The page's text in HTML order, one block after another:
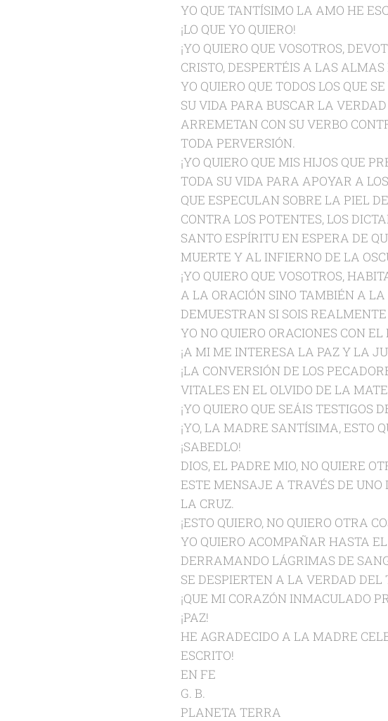
YO QUE TANTÍSIMO LA AMO HE
¡LO QUE YO QUIERO!
¡YO QUIERO QUE VOSOTROS,
CRISTO, DESPERTÉIS A LAS
YO QUIERO QUE TODOS LOS QUE
SU VIDA PARA BUSCAR LA
ARREMETAN CON SU VERBO
TODA PERVERSIÓN.
¡YO QUIERO QUE MIS HIJOS QUE
TODA SU VIDA PARA APOYAR A
QUE ESPECULAN SOBRE LA PIEL
CONTRA LOS POTENTES, LOS
SANTO ESPÍRITU EN ESPERA DE
MUERTE Y AL INFIERNO DE LA
¡YO QUIERO QUE VOSOTROS,
A LA ORACIÓN SINO TAMBIÉN A LA
DEMUESTRAN SI SOIS
YO NO QUIERO ORACIONES CON
¡A MI ME INTERESA LA PAZ Y LA
¡LA CONVERSIÓN DE LOS
VITALES EN EL OLVIDO DE LA
¡YO QUIERO QUE SEÁIS TESTIGOS
¡YO, LA MADRE SANTÍSIMA, ESTO
¡SABEDLO!
DIOS, EL PADRE MIO, NO QUIERE
ESTE MENSAJE A TRAVÉS DE UNO
LA CRUZ.
¡ESTO QUIERO, NO QUIERO OTRA
YO QUIERO ACOMPAÑAR HASTA
DERRAMANDO LÁGRIMAS DE
SE DESPIERTEN A LA VERDAD DEL
¡QUE MI CORAZÓN INMACULADO
¡PAZ!
HE AGRADECIDO A LA MADRE
ESCRITO!
EN FE
G. B.
PLANETA TERRA